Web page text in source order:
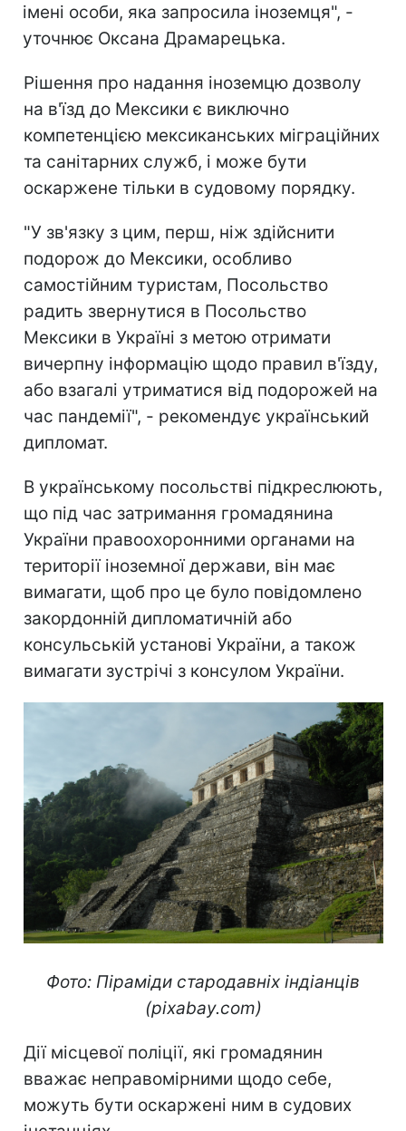
імені особи, яка запросила іноземця", -
уточнює Оксана Драмарецька.
Рішення про надання іноземцю дозволу
на в'їзд до Мексики є виключно
компетенцією мексиканських міграційних
та санітарних служб, і може бути
оскаржене тільки в судовому порядку.
"У зв'язку з цим, перш, ніж здійснити
подорож до Мексики, особливо
самостійним туристам, Посольство
радить звернутися в Посольство
Мексики в Україні з метою отримати
вичерпну інформацію щодо правил в'їзду,
або взагалі утриматися від подорожей на
час пандемії", - рекомендує український
дипломат.
В українському посольстві підкреслюють,
що під час затримання громадянина
України правоохоронними органами на
території іноземної держави, він має
вимагати, щоб про це було повідомлено
закордонній дипломатичній або
консульській установі України, а також
вимагати зустрічі з консулом України.
Фото: Піраміди стародавніх індіанців
(pixabay.com)
Дії місцевої поліції, які громадянин
вважає неправомірними щодо себе,
можуть бути оскаржені ним в судових